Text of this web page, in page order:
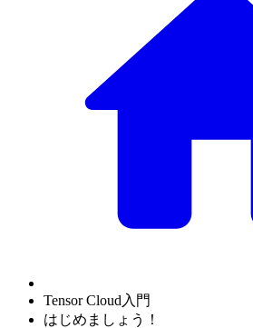
Tensor Cloud入門
はじめましょう！